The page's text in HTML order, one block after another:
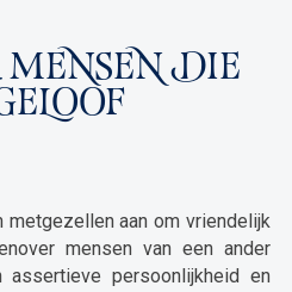
MENSEN DIE
metgezellen aan om vriendelijk
mensen van een ander
persoonlijkheid en